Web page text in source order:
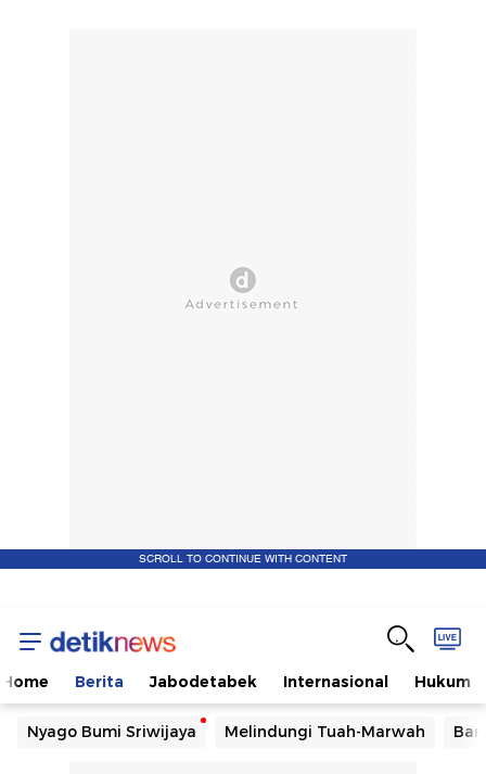
SCROLL TO CONTINUE WITH CONTENT
Home Berita Jabodetabek Internasional Hukum
Nyago Bumi Sriwijaya Melindungi Tuah-Marwah